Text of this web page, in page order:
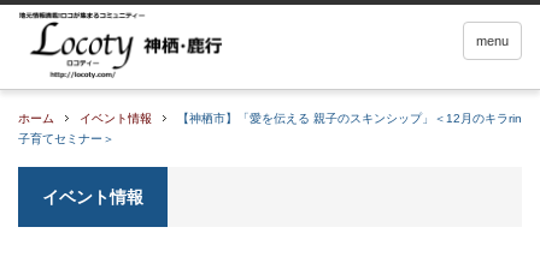
menu
ホーム イベント情報
【神栖市】「愛を伝える 親子のスキンシップ」＜12月のキラrin
子育てセミナー＞
イベント情報